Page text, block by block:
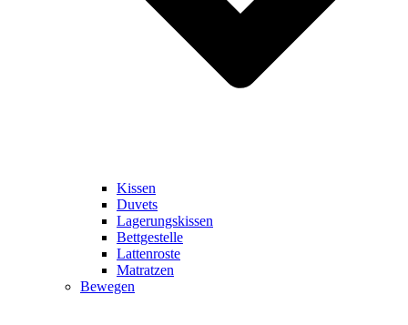
Kissen
Duvets
Lagerungskissen
Bettgestelle
Lattenroste
Matratzen
Bewegen